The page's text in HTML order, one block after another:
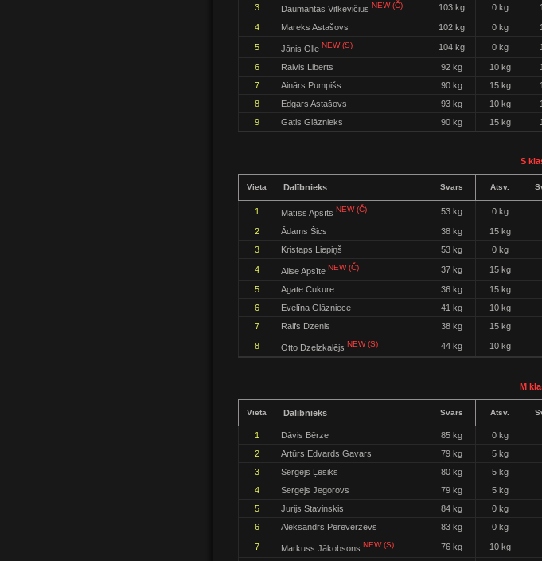
3 Daumantas Vitkevičius NEW (Č) 103 kg 0 kg
4 Mareks Astašovs 102 kg 0 kg
5 Jānis Olle NEW (S) 104 kg 0 kg
6 Raivis Liberts 92 kg 10 kg
7
Ainārs Pumpišs 90 kg 15 kg
8
Edgars Astašovs 93 kg 10 kg
9
Gatis Glāznieks 90 kg 15 kg
S
Vieta Dalībnieks Svars Atsv.
1 Matīss Apsīts NEW (Č) 53 kg 0 kg
2 Ādams Šics 38 kg 15 kg
3
Kristaps Liepiņš 53 kg 0 kg
4 Alise Apsīte NEW (Č) 37 kg 15 kg
5 Agate Cukure 36 kg 15 kg
6
Evelīna Glāzniece 41 kg 10 kg
7
Ralfs Dzenis 38 kg 15 kg
8 Otto Dzelzkalējs NEW (S) 44 kg 10 kg
M
Vieta Dalībnieks Svars Atsv.
1 Dāvis Bērze 85 kg 0 kg
2
Artūrs Edvards Gavars 79 kg 5 kg
3
Sergejs Ļesiks 80 kg 5 kg
4
Sergejs Jegorovs 79 kg 5 kg
5
Jurijs Stavinskis 84 kg 0 kg
6
Aleksandrs Pereverzevs 83 kg 0 kg
7 Markuss Jākobsons NEW (S) 76 kg 10 kg